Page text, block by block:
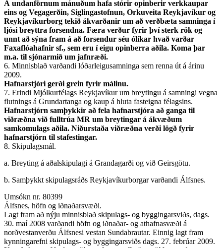
Á undanförnum mánuðum hafa stórir opinberir verkkaupar
eins og Vegagerðin, Siglingastofnun, Orkuveita Reykjavíkur og
Reykjavíkurborg tekið ákvarðanir um að verðbæta samninga í
ljósi breyttra forsendna. Færa verður fyrir því sterk rök og
unnt að sýna fram á að forsendur séu ólíkar hvað varðar
Faxaflóahafnir sf., sem eru í eigu opinberra aðila. Koma þar
m.a. til sjónarmið um jafnræði.
6. Minnisblað varðandi lóðarleigusamninga sem renna út á árinu
2009.
Hafnarstjóri gerði grein fyrir málinu.
7. Erindi Mjólkurfélags Reykjavíkur um breytingu á samningi vegna
flutnings á Grundartanga og kaup á hluta fasteigna félagsins.
Hafnarstjórn samþykkir að fela hafnarstjóra að ganga til
viðræðna við fulltrúa MR um breytingar á ákvæðum
samkomulags aðila. Niðurstaða viðræðna verði lögð fyrir
hafnarstjórn til stafestingar.
8. Skipulagsmál.
a. Breyting á aðalskipulagi á Grandagarði og við Geirsgötu.
b. Samþykkt skipulagsráðs Reykjavíkurborgar varðandi Álfsnes.
Umsókn nr. 80399
Álfsnes, höfn og iðnaðarsvæði.
Lagt fram að nýju minnisblað skipulags- og byggingarsviðs, dags.
30. maí 2008 varðandi höfn og iðnaðar- og athafnasvæði á
norðvestanverðu Álfsnesi vestan Sundabrautar. Einnig lagt fram
kynningarefni skipulags- og byggingarsviðs dags. 27. febrúar 2009.